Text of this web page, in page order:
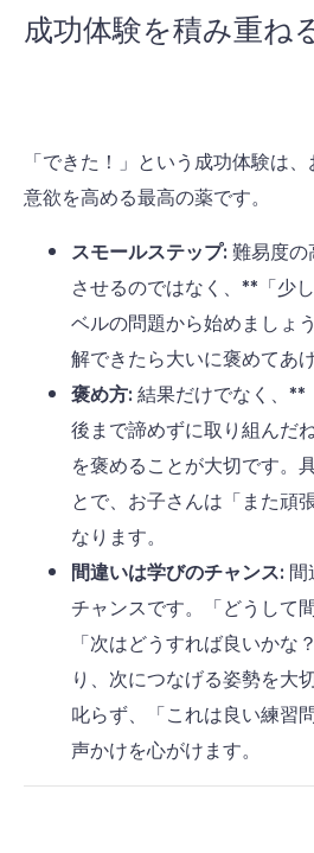
成功体験を積み重ね
「できた！」という成功体験は
意欲を高める最高の薬です。
スモールステップ: 難易度の
させるのではなく、**「少
ベルの問題から始めましょ
解できたら大いに褒めてあげ
褒め方: 結果だけでなく、**
後まで諦めずに取り組んだ
を褒めることが大切です。
とで、お子さんは「また頑
なります。
間違いは学びのチャンス: 間
チャンスです。「どうして
「次はどうすれば良いかな
り、次につなげる姿勢を大
叱らず、「これは良い練習
声かけを心がけます。